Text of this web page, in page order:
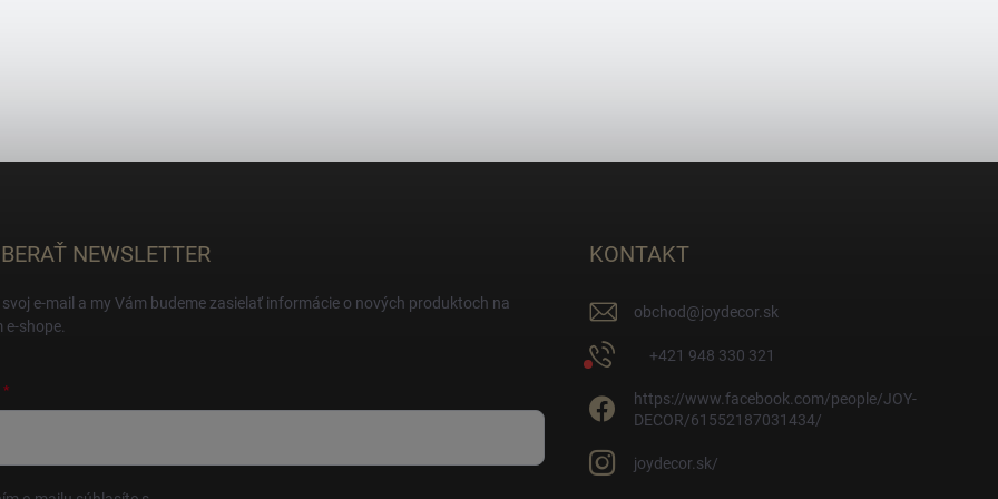
NEWSLETTER
e-mail a my Vám budeme zasielať informácie o nových produktoch na
e-shope.
KONTAKT
obchod@joydecor.sk
+421 948 330 321
https://www.facebook.com/people/JOY-
DECOR/61552187031434/
joydecor.sk/